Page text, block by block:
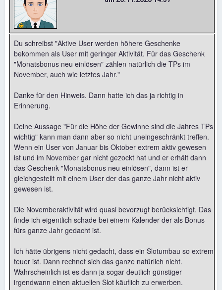
Du schreibst "Aktive User werden höhere Geschenke
bekommen als User mit geringer Aktivität. Für das Geschenk
"Monatsbonus neu einlösen" zählen natürlich die TPs im
November, auch wie letztes Jahr."
Danke für den Hinweis. Dann hatte ich das ja richtig in
Erinnerung.
Deine Aussage "Für die Höhe der Gewinne sind die Jahres TPs
wichtig" kann man dann aber so nicht uneingeschränkt treffen.
Wenn ein User von Januar bis Oktober extrem aktiv gewesen
ist und im November gar nicht gezockt hat und er erhält dann
das Geschenk "Monatsbonus neu einlösen", dann ist er
gleichgestellt mit einem User der das ganze Jahr nicht aktiv
gewesen ist.
Die Novemberaktivität wird quasi bevorzugt berücksichtigt. Das
finde ich eigentlich schade bei einem Kalender der als Bonus
fürs ganze Jahr gedacht ist.
Ich hätte übrigens nicht gedacht, dass ein Slotumbau so extrem
teuer ist. Dann rechnet sich das ganze natürlich nicht.
Wahrscheinlich ist es dann ja sogar deutlich günstiger
irgendwann einen aktuellen Slot käuflich zu erwerben.